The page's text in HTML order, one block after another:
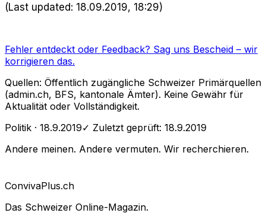
(Last updated: 18.09.2019, 18:29)
Fehler entdeckt oder Feedback? Sag uns Bescheid – wir
korrigieren das.
Quellen: Öffentlich zugängliche Schweizer Primärquellen
(admin.ch, BFS, kantonale Ämter). Keine Gewähr für
Aktualität oder Vollständigkeit.
Politik · 18.9.2019✓ Zuletzt geprüft: 18.9.2019
Andere meinen. Andere vermuten. Wir recherchieren.
ConvivaPlus.ch
Das Schweizer Online-Magazin.